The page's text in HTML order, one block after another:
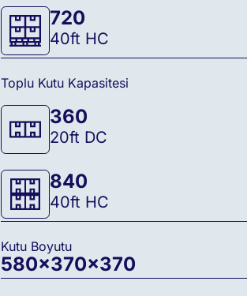
720
40ft HC
Toplu Kutu Kapasitesi
360
20ft DC
840
40ft HC
Kutu Boyutu
580×370×370